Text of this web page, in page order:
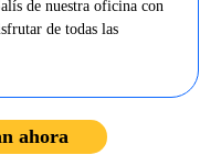
de nuestra oficina con
de todas las
ahora